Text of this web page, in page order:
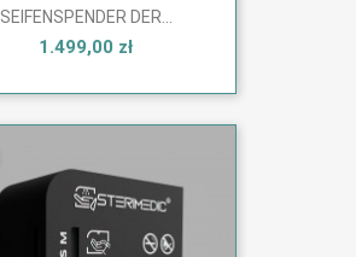
SEIFENSPENDER DER...
1.499,00 zł